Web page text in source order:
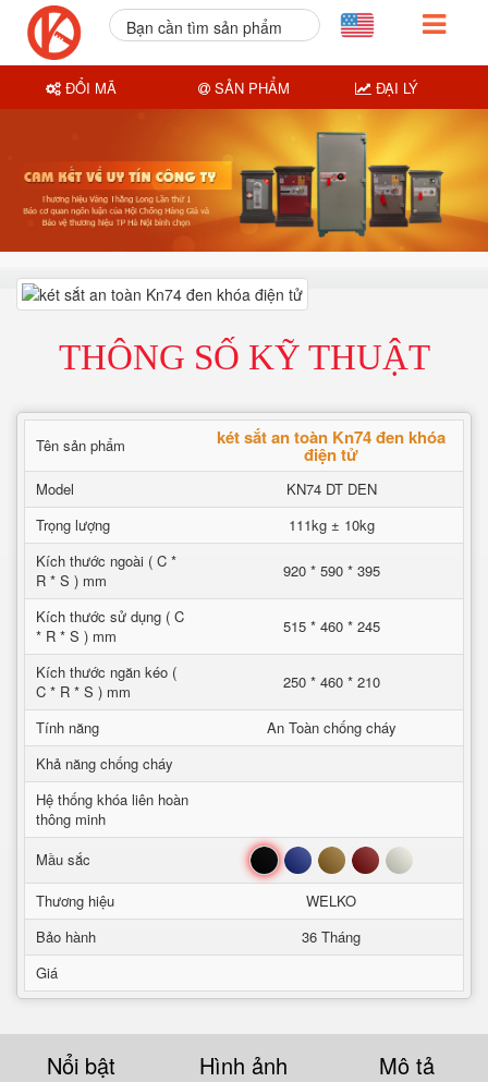
THÔNG SỐ KỸ THUẬT
Tên sản phẩm két sắt an toàn Kn74 đen khóa
điện tử
Model
KN74 DT DEN
Trọng lượng
111kg ± 10kg
Kích thước ngoài ( C *
R * S ) mm
920 * 590 * 395
Kích thước sử dụng ( C
* R * S ) mm
515 * 460 * 245
Kích thước ngăn kéo (
C * R * S ) mm
250 * 460 * 210
Tính năng
An Toàn chống cháy
Khả năng chống cháy
Hệ thống khóa liên hoàn
thông minh
Mầu sắc
Đen Xanh Nâu Đỏ Trắng
Thương hiệu
WELKO
Bảo hành
36 Tháng
Giá
Nổi bật Hình ảnh Mô tả
Bạn cần tìm sản phẩm
ĐỔI MÃ SẢN PHẨM ĐẠI LÝ